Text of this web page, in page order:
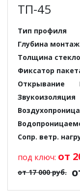
ТП-45
Тип профиля
Глубина
Толщина
Фиксатор
Открывание
Звукоизоляция
Сопр. ветр.
под ключ: от
от 17 000 руб.